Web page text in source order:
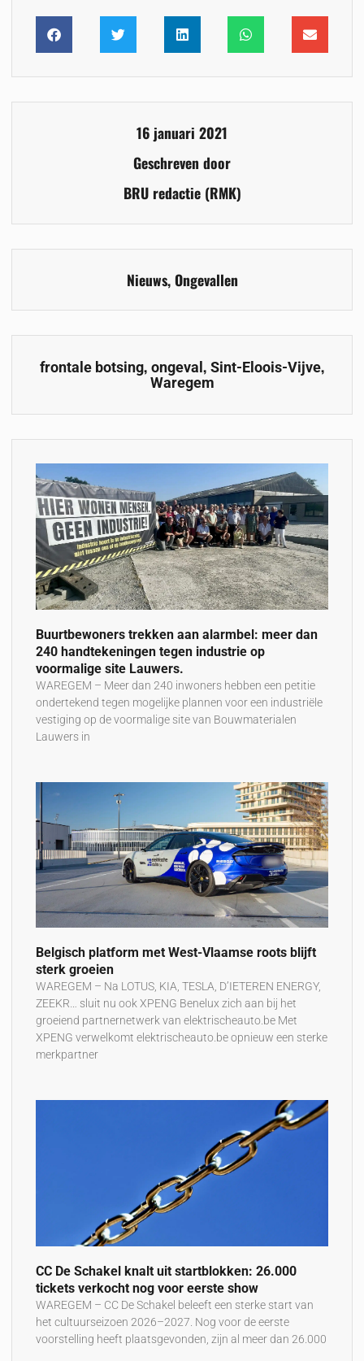
16 januari 2021
Geschreven door
BRU redactie (RMK)
Nieuws,Ongevallen
frontale botsing, ongeval , Sint-Eloois-Vijve,
Waregem
Buurtbewoners trekken aan alarmbel: meer dan
240 handtekeningen tegen industrie op
voormalige site Lauwers.
WAREGEM – Meer dan 240 inwoners hebben een petitie
ondertekend tegen mogelijke plannen voor een industriële
vestiging op de voormalige site van Bouwmaterialen
Lauwers in
Belgisch platform met West-Vlaamse roots blijft
sterk groeien
WAREGEM – Na LOTUS, KIA, TESLA, D’IETEREN ENERGY,
ZEEKR… sluit nu ook XPENG Benelux zich aan bij het
groeiend partnernetwerk van elektrischeauto.be Met
XPENG verwelkomt elektrischeauto.be opnieuw een sterke
merkpartner
CC De Schakel knalt uit startblokken: 26.000
tickets verkocht nog voor eerste show
WAREGEM – CC De Schakel beleeft een sterke start van
het cultuurseizoen 2026–2027. Nog voor de eerste
voorstelling heeft plaatsgevonden, zijn al meer dan 26.000